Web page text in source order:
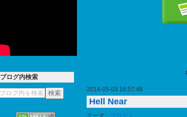
ブログ内検索
1
2014-05-03 16:57:48
Hell Near
テーマ： ブログ